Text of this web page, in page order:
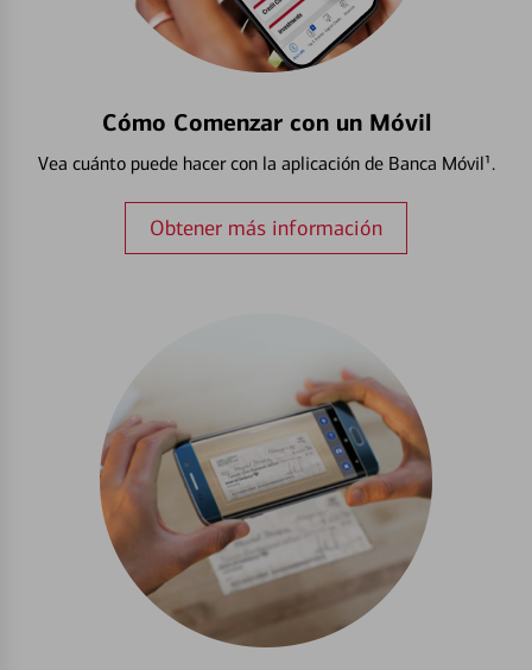
Cómo Comenzar con un Móvil
Vea cuánto puede hacer con la aplicación de Banca Móvil¹.
Obtener más información